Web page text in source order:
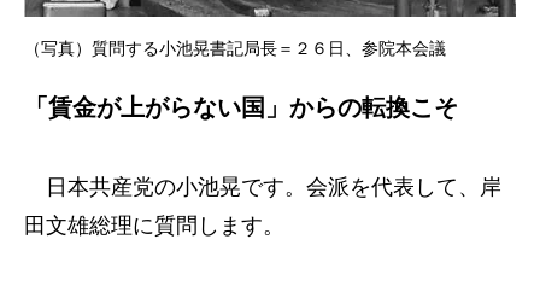
（写真）質問する小池晃書記局長＝２６日、参院本会議
「賃金が上がらない国」からの転換こそ
日本共産党の小池晃です。会派を代表して、岸
田文雄総理に質問します。